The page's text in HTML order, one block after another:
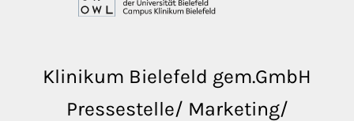
Klinikum Bielefeld gem.GmbH
Pressestelle/ Marketing/